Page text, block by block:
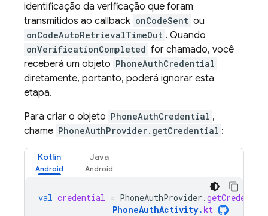
identificação da verificação que foram
transmitidos ao callback onCodeSent ou
onCodeAutoRetrievalTimeOut . Quando
onVerificationCompleted for chamado, você
receberá um objeto PhoneAuthCredential
diretamente, portanto, poderá ignorar esta
etapa.
Para criar o objeto PhoneAuthCredential ,
chame PhoneAuthProvider.getCredential :
Kotlin Java
val credential = PhoneAuthProvider .
PhoneAuthActivity. kt